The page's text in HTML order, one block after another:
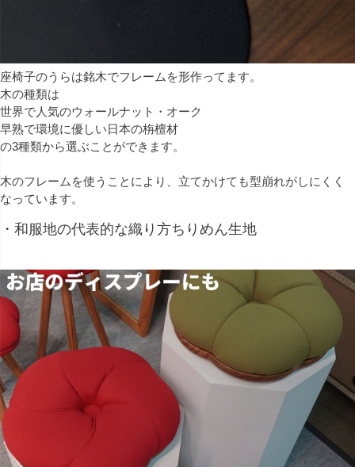
座椅子のうらは銘木でフレームを形作ってます。
木の種類は
世界で人気のウォールナット・オーク
早熟で環境に優しい日本の栴檀材
の3種類から選ぶことができます。
木のフレームを使うことにより、立てかけても型崩れがしにくく
なっています。
・和服地の代表的な織り方ちりめん生地